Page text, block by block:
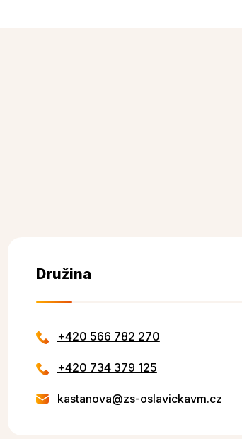
Družina
+420 566 782 270
+420 734 379 125
kastanova@zs-oslavickavm.cz